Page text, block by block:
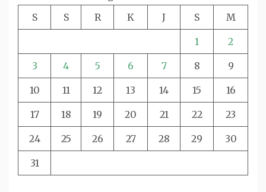
S
S R K J S M
1 2
3 4 5 6 7 8 9
10 11 12 13 14 15 16
17 18 19 20 21 22 23
24 25 26 27 28 29 30
31